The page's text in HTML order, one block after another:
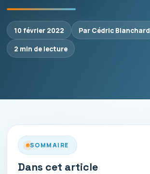
10 février 2022
Par Cédric Blanchard
2 min de lecture
SOMMAIRE
Dans cet article